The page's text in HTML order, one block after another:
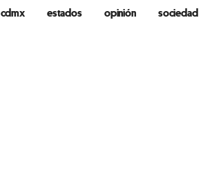
cdmx estados opinión sociedad